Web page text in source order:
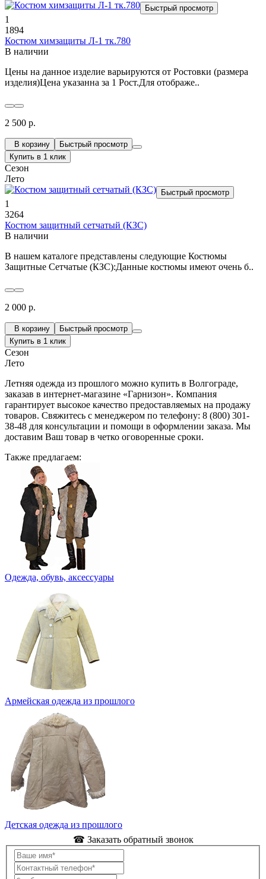
Быстрый просмотр
1
1894
Костюм химзащиты Л-1 тк.780
В наличии
Цены на данное изделие варьируются от Ростовки (размера
изделия)Цена указанна за 1 Рост.Для отображе..
2 500 р.
В корзину
Быстрый просмотр
Купить в 1 клик
Сезон
Лето
Быстрый просмотр
1
3264
Костюм защитный сетчатый (КЗС)
В наличии
В нашем каталоге представлены следующие Костюмы
Защитные Сетчатые (КЗС):Данные костюмы имеют очень б..
2 000 р.
В корзину
Быстрый просмотр
Купить в 1 клик
Сезон
Лето
Летняя одежда из прошлого можно купить в Волгограде,
заказав в интернет-магазине «Гарнизон». Компания
гарантирует высокое качество предоставляемых на продажу
товаров. Свяжитесь с менеджером по телефону: 8 (800) 301-
38-48 для консультации и помощи в оформлении заказа. Мы
доставим Ваш товар в четко оговоренные сроки.
Также предлагаем:
Одежда, обувь, аксессуары
Армейская одежда из прошлого
Детская одежда из прошлого
☎ Заказать обратный звонок